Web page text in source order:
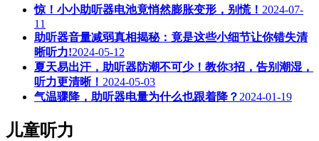
惊！小小助听器电池竟悄然膨胀变形，别慌！ 2024-07-
11
助听器音量减弱真相揭秘：竟是这些小细节让你错失清
晰听力!2024-05-12
夏天易出汗，助听器防潮不可少！教你3招，告别潮湿，
听力更清晰！ 2024-05-03
气温骤降，助听器电量为什么也跟着降？2024-01-19
儿童听力